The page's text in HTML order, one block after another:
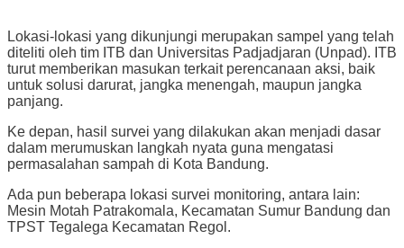
Lokasi-lokasi yang dikunjungi merupakan sampel yang telah
diteliti oleh tim ITB dan Universitas Padjadjaran (Unpad). ITB
turut memberikan masukan terkait perencanaan aksi, baik
untuk solusi darurat, jangka menengah, maupun jangka
panjang.
Ke depan, hasil survei yang dilakukan akan menjadi dasar
dalam merumuskan langkah nyata guna mengatasi
permasalahan sampah di Kota Bandung.
Ada pun beberapa lokasi survei monitoring, antara lain:
Mesin Motah Patrakomala, Kecamatan Sumur Bandung dan
TPST Tegalega Kecamatan Regol.